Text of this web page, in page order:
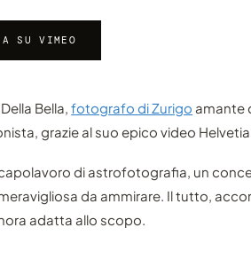
SU VIMEO
Bella,fotografo di Zurigo amante
grazie al suo epico video
di astrofotografia, un
da ammirare. Il tutto,
adatta allo scopo.